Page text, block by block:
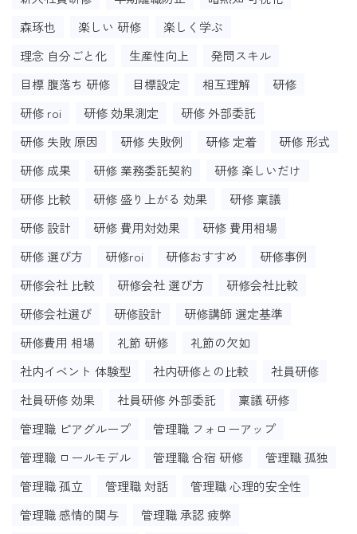
森琢也
楽しい 研修
楽しく学ぶ
理念 自分ごと化
生産性向上
発問スキル
目標 腹落ち 研修
目標設定 相互理解
研修
研修 roi
研修 効果測定
研修 外部委託
研修 失敗 原因
研修 失敗例 研修 定着
研修 形式
研修 成果
研修 業務委託契約
研修 楽しいだけ
研修 比較
研修 盛り上がる 効果
研修 稟議
研修 設計
研修 費用対効果
研修 費用相場
研修 選び方
研修roi 研修おすすめ
研修事例
研修会社 比較
研修会社 選び方
研修会社比較
研修会社選び
研修設計
研修講師 選定基準
研修費用 相場
礼節 研修
礼節の欠如
社内イベント 体験型
社内研修との比較
社員研修
社員研修 効果
社員研修 外部委託
稟議 研修
管理職 ピアグループ
管理職 フォローアップ
管理職 ロールモデル
管理職 合宿 研修
管理職 孤独
管理職 孤立
管理職 対話
管理職 心理的安全性
管理職 感情的関与
管理職 承認 疲弊